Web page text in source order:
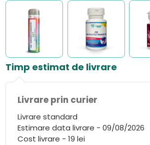
Timp estimat de livrare
Livrare prin curier
Livrare standard
Estimare data livrare - 09/08/2026
Cost livrare - 19 lei